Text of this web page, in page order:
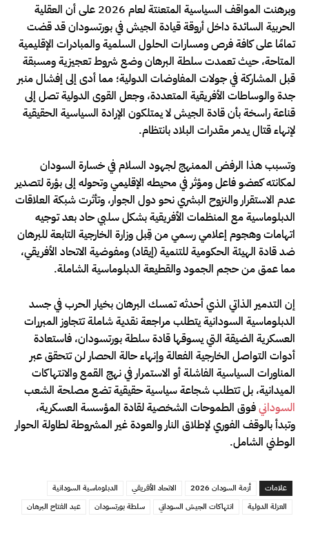
وبرهنت المواقف السياسية المتعنتة لعام 2026 على أن العقلية
الحربية السائدة داخل أروقة قيادة الجيش في بورتسودان قد قضت
تمامًا على كافة فرص ومسارات الحلول السلمية والمبادرات الإقليمية
المتاحة، حيث تعمدت سلطة البرهان وضع شروط تعجيزية ومسبقة
قبل المشاركة في جولات المفاوضات الدولية؛ مما أدى إلى إفشال منبر
جدة والوساطات الأفريقية المتعددة، وجعل القوى الدولية تصل إلى
قناعة راسخة بأن قادة الجيش لا يمتلكون الإرادة السياسية الحقيقية
لإنهاء قتال يدمر مقدرات البلاد بانتظام.
وتسبب هذا الرفض الممنهج لجهود السلام في خسارة السودان
لمكانته كعضو فاعل ومؤثر في محيطه الإقليمي وتحوله إلى بؤرة لتصدير
عدم الاستقرار والنزوح البشري نحو دول الجوار، وتأثرت شبكة العلاقات
الدبلوماسية مع المنظمات الأفريقية بشكل سلبي حاد بعد توجيه
اتهامات وهجوم إعلامي رسمي من قِبل وزارة الخارجية التابعة للبرهان
ضد قادة الهيئة الحكومية للتنمية (إيقاد) ومفوضية الاتحاد الأفريقي،
مما عمق من حجم الجمود والقطيعة الدبلوماسية الشاملة.
إن التدمير الذاتي الذي أحدثه تمسك البرهان بخيار الحرب في جسد
الدبلوماسية السودانية يتطلب مراجعة نقدية شاملة تتجاوز المبررات
العسكرية الضيقة التي يسوقها قادة سلطة بورتسودان، فاستعادة
أدوات التواصل الخارجية الفعالة وإنهاء حالة الحصار لن تتحقق عبر
المناورات السياسية الفاشلة أو الاستمرار في نهج القمع والانتهاكات
الميدانية، بل تتطلب شجاعة سياسية حقيقية تضع مصلحة الشعب
السودانيفوق الطموحات الشخصية لقادة المؤسسة العسكرية،
وتبدأ بالوقف الفوري لإطلاق النار والعودة غير المشروطة لطاولة الحوار
الوطني الشامل.
علامات أزمة السودان 2026 الاتحاد الأفريقي
الدبلوماسية السودانية
العزلة الدولية
انتهاكات الجيش السوداني سلطة بورتسودان عبد الفتاح البرهان